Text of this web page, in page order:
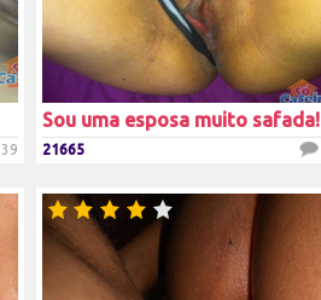
39
Sou uma esposa muito safada!
21665